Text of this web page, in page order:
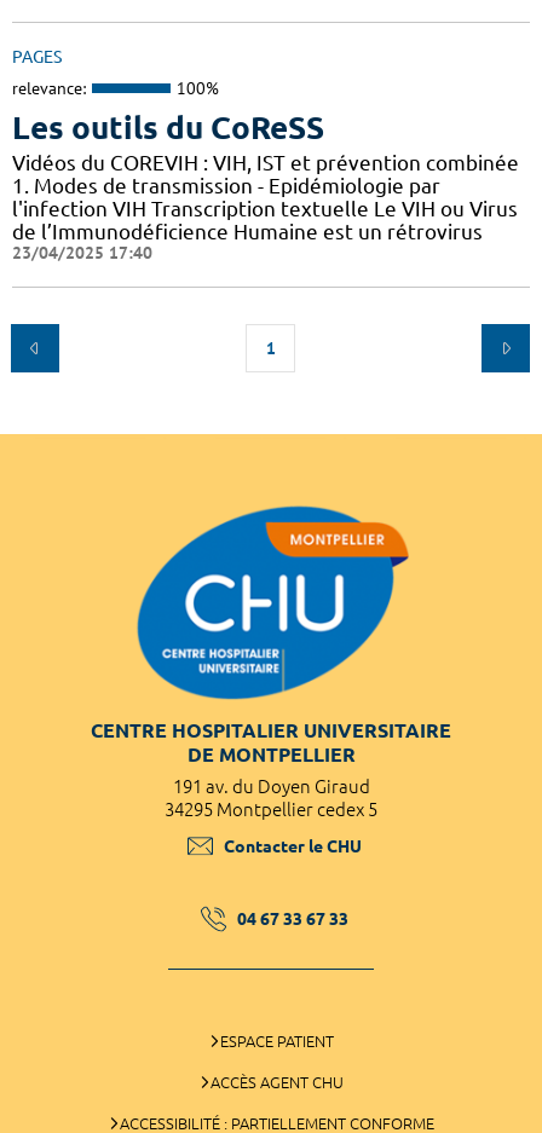
PAGES
relevance: 100%
Les outils du CoReSS
Vidéos du COREVIH : VIH, IST et prévention combinée
1. Modes de transmission - Epidémiologie par
l'infection VIH Transcription textuelle Le VIH ou Virus
de l’Immunodéficience Humaine est un rétrovirus
23/04/2025 17:40
1
CENTRE HOSPITALIER UNIVERSITAIRE
DE MONTPELLIER
191 av. du Doyen Giraud
34295 Montpellier cedex 5
Contacter le CHU
04 67 33 67 33
ESPACE PATIENT
ACCÈS AGENT CHU
ACCESSIBILITÉ : PARTIELLEMENT CONFORME